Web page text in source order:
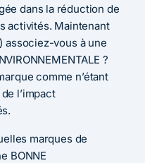
dans la réduction de
activités. Maintenant
associez-vous à une
?
comme n’étant
l’impact
marques de
BONNE